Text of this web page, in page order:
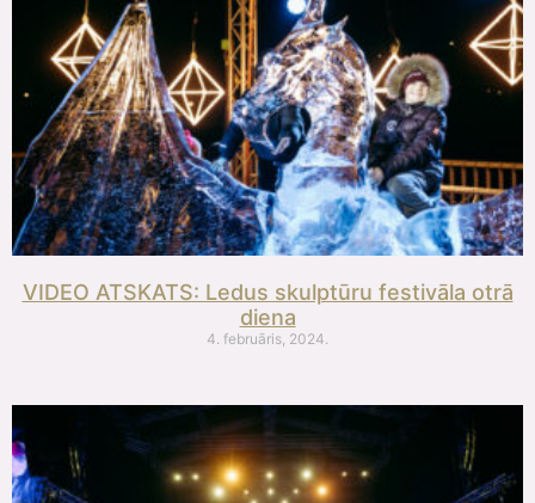
VIDEO ATSKATS: Ledus skulptūru festivāla otrā
diena
4. februāris, 2024.